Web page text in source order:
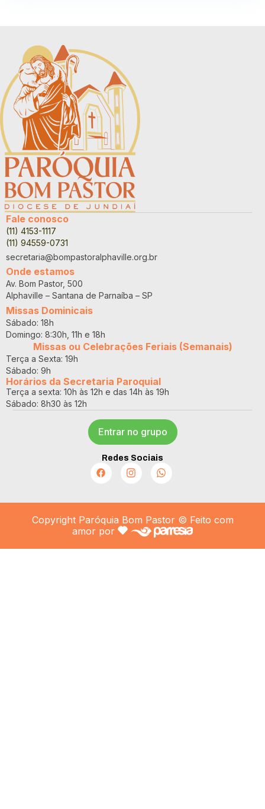
Fale conosco
(11) 4153-1117
(11) 94559-0731
secretaria@bompastoralphaville.org.br
Onde estamos
Av. Bom Pastor, 500
Alphaville – Santana de Parnaíba – SP
Missas Dominicais
Sábado: 18h
Domingo: 8:30h, 11h e 18h
Missas ou Celebrações Feriais (Semanais)
Terça a Sexta: 19h
Sábado: 9h
Horários da Secretaria Paroquial
Terça a sexta: 10h às 12h e das 14h às 19h
Sábado: 8h30 às 12h
Entrar no grupo
Redes Sociais
Copyright Paróquia Bom Pastor © Feito com
amor por